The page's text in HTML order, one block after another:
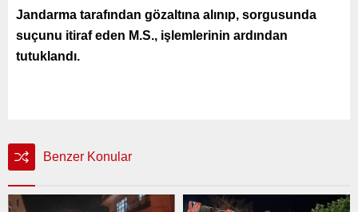
Jandarma tarafından gözaltına alınıp, sorgusunda
suçunu itiraf eden M.S., işlemlerinin ardından
tutuklandı.
Benzer Konular